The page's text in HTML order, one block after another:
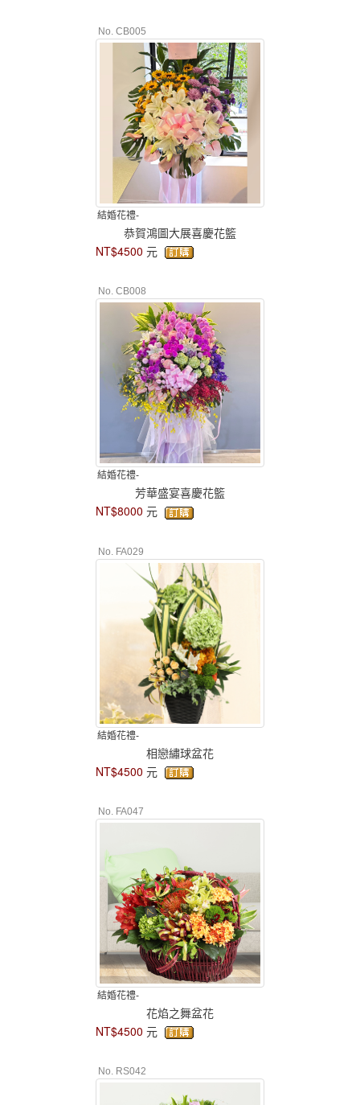
No. CB005
結婚花禮-
恭賀鴻圖大展喜慶花籃
NT$4500 元
No. CB008
結婚花禮-
芳華盛宴喜慶花籃
NT$8000 元
No. FA029
結婚花禮-
相戀繡球盆花
NT$4500 元
No. FA047
結婚花禮-
花焰之舞盆花
NT$4500 元
No. RS042